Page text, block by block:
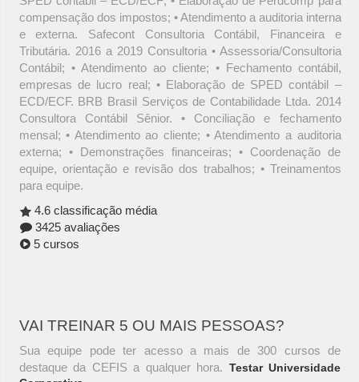
compensação dos impostos; • Atendimento a auditoria interna
e externa. Safecont Consultoria Contábil, Financeira e
Tributária. 2016 a 2019 Consultoria • Assessoria/Consultoria
Contábil; • Atendimento ao cliente; • Fechamento contábil,
empresas de lucro real; • Elaboração de SPED contábil –
ECD/ECF. BRB Brasil Serviços de Contabilidade Ltda. 2014
Consultora Contábil Sênior. • Conciliação e fechamento
mensal; • Atendimento ao cliente; • Atendimento a auditoria
externa; • Demonstrações financeiras; • Coordenação de
equipe, orientação e revisão dos trabalhos; • Treinamentos
para equipe.
4.6 classificação média
3425 avaliações
5 cursos
VAI TREINAR 5 OU MAIS PESSOAS?
Sua equipe pode ter acesso a mais de 300 cursos de
destaque da CEFIS a qualquer hora. Testar Universidade